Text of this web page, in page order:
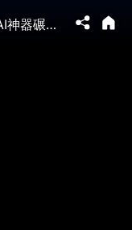
驚爆！拉里賈尼被炸死！美軍AI神器碾壓伊朗馬賽克防禦體系，巴斯基民兵嚇投降，中共軍工現原形，習近平背後軍援徹底失效